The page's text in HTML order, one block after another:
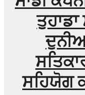
ਸਹਿਯੋਗ